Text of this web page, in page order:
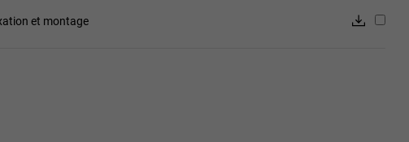
et montage